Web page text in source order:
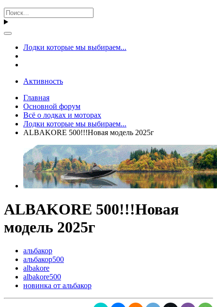
Лодки которые мы выбираем...
Активность
Главная
Основной форум
Всё о лодках и моторах
Лодки которые мы выбираем...
ALBAKORE 500!!!Новая модель 2025г
ALBAKORE 500!!!Новая
модель 2025г
альбакор
альбакор500
albakore
albakore500
новинка от альбакор